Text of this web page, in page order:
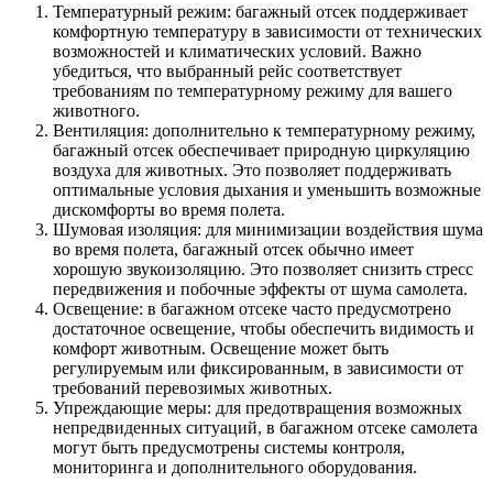
Температурный режим: багажный отсек поддерживает
комфортную температуру в зависимости от технических
возможностей и климатических условий. Важно
убедиться, что выбранный рейс соответствует
требованиям по температурному режиму для вашего
животного.
Вентиляция: дополнительно к температурному режиму,
багажный отсек обеспечивает природную циркуляцию
воздуха для животных. Это позволяет поддерживать
оптимальные условия дыхания и уменьшить возможные
дискомфорты во время полета.
Шумовая изоляция: для минимизации воздействия шума
во время полета, багажный отсек обычно имеет
хорошую звукоизоляцию. Это позволяет снизить стресс
передвижения и побочные эффекты от шума самолета.
Освещение: в багажном отсеке часто предусмотрено
достаточное освещение, чтобы обеспечить видимость и
комфорт животным. Освещение может быть
регулируемым или фиксированным, в зависимости от
требований перевозимых животных.
Упреждающие меры: для предотвращения возможных
непредвиденных ситуаций, в багажном отсеке самолета
могут быть предусмотрены системы контроля,
мониторинга и дополнительного оборудования.